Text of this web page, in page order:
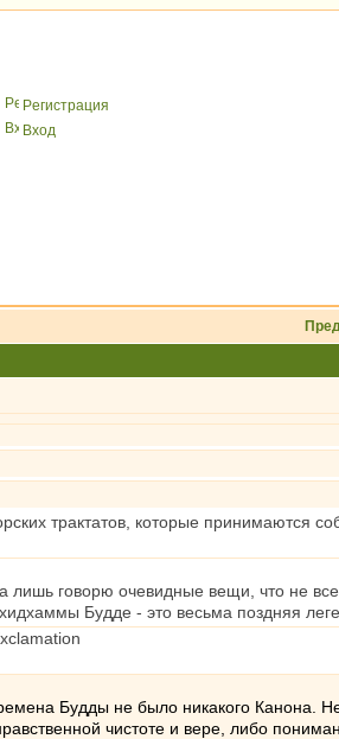
Peгиcтрaция
Вхoд
трактатов, которые принимаются
лишь говорю очевидные вещи, что не
Будде - это весьма поздняя
Будды не было никакого Канона.
чистоте и вере, либо